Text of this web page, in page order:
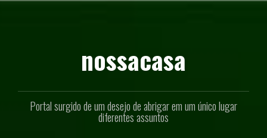
nossacasa
Portal surgido de um desejo de abrigar em um único lugar
diferentes assuntos